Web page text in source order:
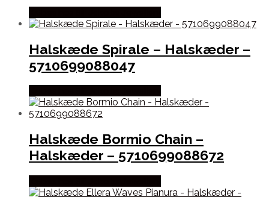
Halskæde Spirale – Halskæder –
5710699088047
Halskæde Bormio Chain –
Halskæder – 5710699088672